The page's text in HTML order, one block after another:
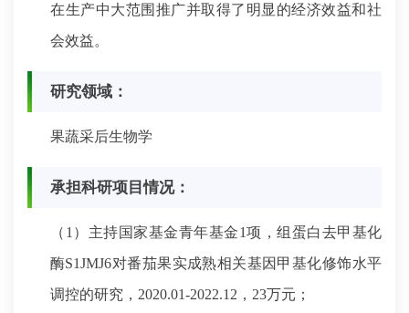
在生产中大范围推广并取得了明显的经济效益和社
会效益。
研究领域：
果蔬采后生物学
承担科研项目情况：
（1）主持国家基金青年基金1项，组蛋白去甲基化
酶S1JMJ6对番茄果实成熟相关基因甲基化修饰水平
调控的研究，2020.01-2022.12，23万元；